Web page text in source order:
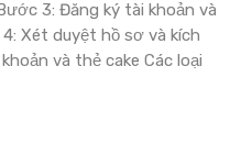
3: Đăng ký tài khoản và
Xét duyệt hồ sơ và kích
và thẻ cake Các loại